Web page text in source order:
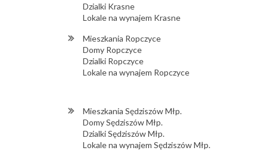
Dzialki Krasne
Lokale na wynajem Krasne
Mieszkania Ropczyce
Domy Ropczyce
Dzialki Ropczyce
Lokale na wynajem Ropczyce
Mieszkania Sędziszów Młp.
Domy Sędziszów Młp.
Dzialki Sędziszów Młp.
Lokale na wynajem Sędziszów Młp.